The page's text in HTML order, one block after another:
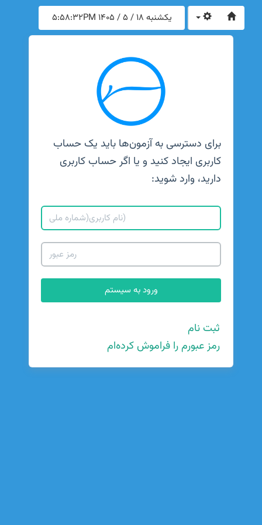
یکشنبه 18 / 5 / 1405 5:58:32PM
برای دسترسی به آزمون‌ها باید یک حساب
کاربری ایجاد کنید و یا اگر حساب کاربری
دارید، وارد شوید:
ثبت نام
رمز عبورم را فراموش کرده‌ام